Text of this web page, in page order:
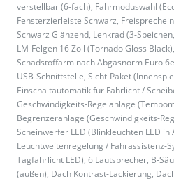
verstellbar (6-fach), Fahrmoduswahl
Fensterzierleiste Schwarz,
Schwarz Glänzend, Lenkrad (3-
LM-Felgen 16 Zoll (Tornado Gloss
Schadstoffarm nach Abgasnorm Euro
USB-Schnittstelle, Sicht-Paket
Einschaltautomatik für Fahrlicht /
Geschwindigkeits-Regelanlage
Begrenzeranlage (Geschwindigkeits-
Scheinwerfer LED (Blinkleuchten LED
Leuchtweitenregelung / Fahrassistenz-
Tagfahrlicht LED), 6 Lautsprecher, B-
(außen), Dach Kontrast-Lackierung,